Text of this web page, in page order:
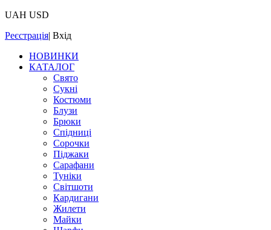
UAH USD
Реєстрація| Вхід
НОВИНКИ
КАТАЛОГ
Свято
Сукні
Костюми
Блузи
Брюки
Спідниці
Сорочки
Піджаки
Сарафани
Туніки
Світшоти
Кардигани
Жилети
Майки